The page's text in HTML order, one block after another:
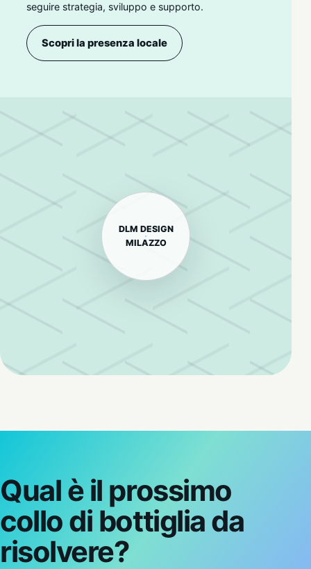
seguire strategia, sviluppo e supporto.
Scopri la presenza locale
DLM DESIGN
MILAZZO
Qual è il prossimo
collo di bottiglia da
risolvere?